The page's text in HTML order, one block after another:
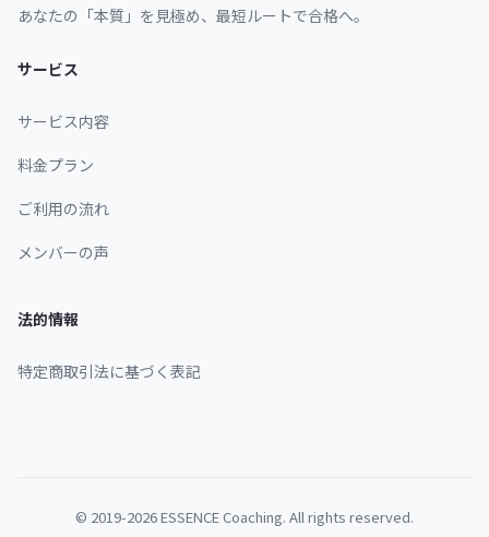
あなたの「本質」を見極め、最短ルートで合格へ。
サービス
サービス内容
料金プラン
ご利用の流れ
メンバーの声
法的情報
特定商取引法に基づく表記
© 2019-2026 ESSENCE Coaching. All rights reserved.